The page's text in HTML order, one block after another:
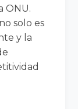
ONU.
solo es
y la